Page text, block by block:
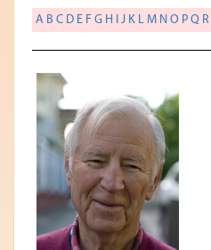
A B C D E F G H I J K L M N O P Q R